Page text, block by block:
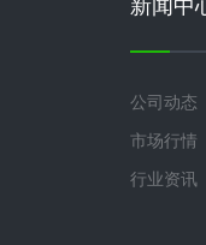
新闻中
公司动态
市场行情
行业资讯